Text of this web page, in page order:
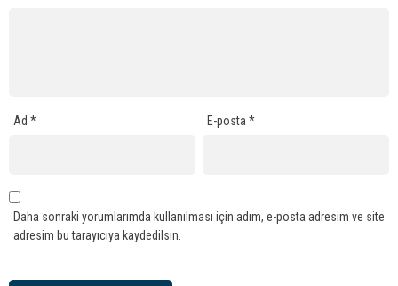
Ad * E-posta*
Daha sonraki yorumlarımda kullanılması için adım, e-posta adresim ve site
adresim bu tarayıcıya kaydedilsin.